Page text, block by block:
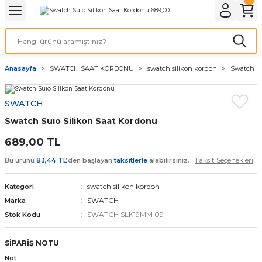
Geri Dön
& ELEKTİRİK AYDINLATMA & ELEKTRİK
Geri Dön
ve Cihaz Pilleri
ÇEŞİTLERİ
Geri Dön
Geri Dön
Kordon Çeşitleri
Kordonları
saat kordonu
Kordonları
Anasayfa SWATCH SAAT KORDONU swatch silikon kordon Swatch
SWATCH
Swatch Suıo Silikon Saat Kordonu
689,00 TL
Bu ürünü 83,44 TL’den başlayantaksitlerle alabilirsiniz. Taksit Seçenekleri
Kategori swatch silikon kordon
Marka SWATCH
Stok Kodu SWATCH SLK19MM 09
SİPARİŞ NOTU
Not